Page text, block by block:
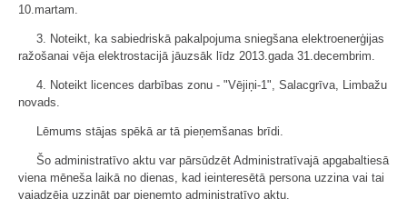
10.martam.
3. Noteikt, ka sabiedriskā pakalpojuma sniegšana elektroenerģijas
ražošanai vēja elektrostacijā jāuzsāk līdz 2013.gada 31.decembrim.
4. Noteikt licences darbības zonu - "Vējiņi-1", Salacgrīva, Limbažu
novads.
Lēmums stājas spēkā ar tā pieņemšanas brīdi.
Šo administratīvo aktu var pārsūdzēt Administratīvajā apgabaltiesā
viena mēneša laikā no dienas, kad ieinteresētā persona uzzina vai tai
vajadzēja uzzināt par pieņemto administratīvo aktu.